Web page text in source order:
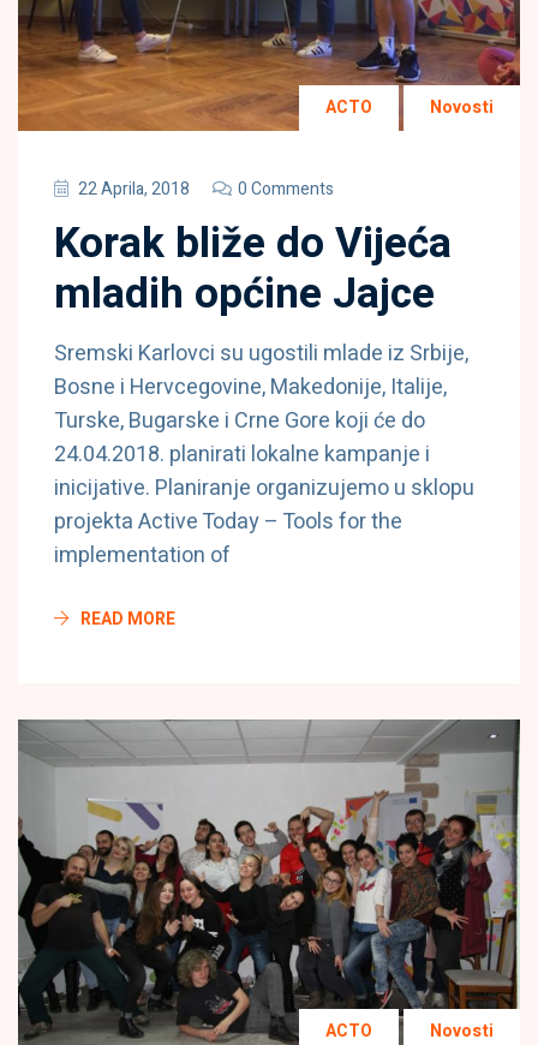
ACTO Novosti
22 Aprila, 2018 0 Comments
Korak bliže do Vijeća
mladih općine Jajce
Sremski Karlovci su ugostili mlade iz Srbije,
Bosne i Hervcegovine, Makedonije, Italije,
Turske, Bugarske i Crne Gore koji će do
24.04.2018. planirati lokalne kampanje i
inicijative. Planiranje organizujemo u sklopu
projekta Active Today – Tools for the
implementation of
READ MORE
ACTO Novosti